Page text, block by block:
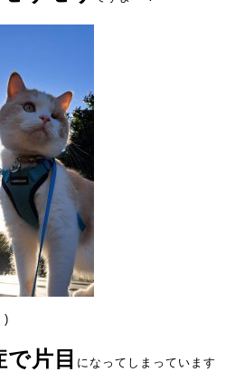
)
片目 になってしまっています